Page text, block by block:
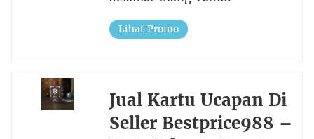
Lihat Promo
Jual Kartu Ucapan Di
Seller Bestprice988 –